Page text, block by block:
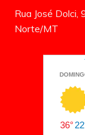
Rua José Dolci,
Norte/MT